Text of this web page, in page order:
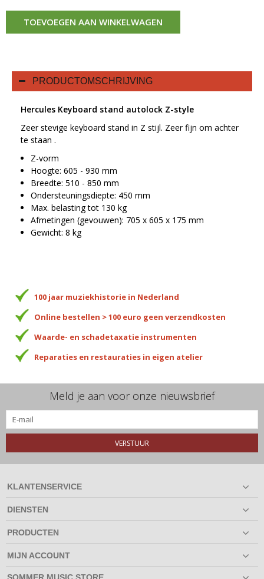
TOEVOEGEN AAN WINKELWAGEN
PRODUCTOMSCHRIJVING
Hercules Keyboard stand autolock Z-style
Zeer stevige keyboard stand in Z stijl. Zeer fijn om achter
te staan .
Z-vorm
Hoogte: 605 - 930 mm
Breedte: 510 - 850 mm
Ondersteuningsdiepte: 450 mm
Max. belasting tot 130 kg
Afmetingen (gevouwen): 705 x 605 x 175 mm
Gewicht: 8 kg
100 jaar muziekhistorie in Nederland
Online bestellen > 100 euro geen verzendkosten
Waarde- en schadetaxatie instrumenten
Reparaties en restauraties in eigen atelier
Meld je aan voor onze nieuwsbrief
VERSTUUR
KLANTENSERVICE
DIENSTEN
PRODUCTEN
MIJN ACCOUNT